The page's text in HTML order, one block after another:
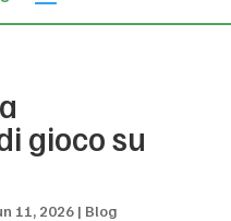
gioco su
11, 2026| Blog